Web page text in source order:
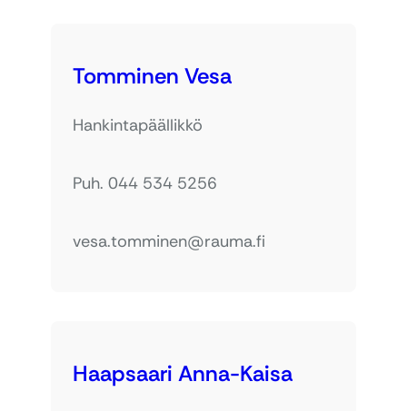
Tomminen Vesa
Hankintapäällikkö
Puh. 044 534 5256
vesa.tomminen@rauma.fi
Haapsaari Anna-Kaisa